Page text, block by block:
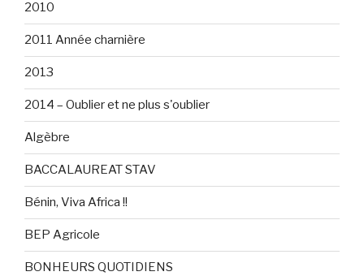
2010
2011 Année charnière
2013
2014 – Oublier et ne plus s'oublier
Algèbre
BACCALAUREAT STAV
Bénin, Viva Africa !!
BEP Agricole
BONHEURS QUOTIDIENS